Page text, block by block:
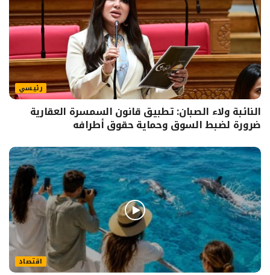
رئيسي
النائبة ولاء الصبان: تطبيق قانون السمسرة العقارية
ضرورة لضبط السوق وحماية حقوق أطرافه
اقتصاد